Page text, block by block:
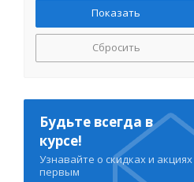
Сбросить
Будьте всегда в
курсе!
Узнавайте о скидках и акциях
первым